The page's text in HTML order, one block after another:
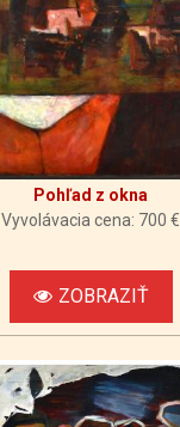
Pohľad z okna
Vyvolávacia cena: 700 €
ZOBRAZIŤ